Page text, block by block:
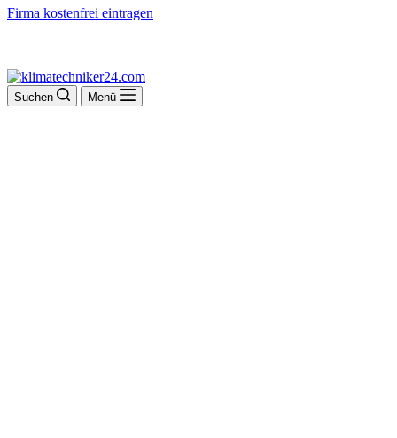
Firma kostenfrei eintragen
Suchen Menü